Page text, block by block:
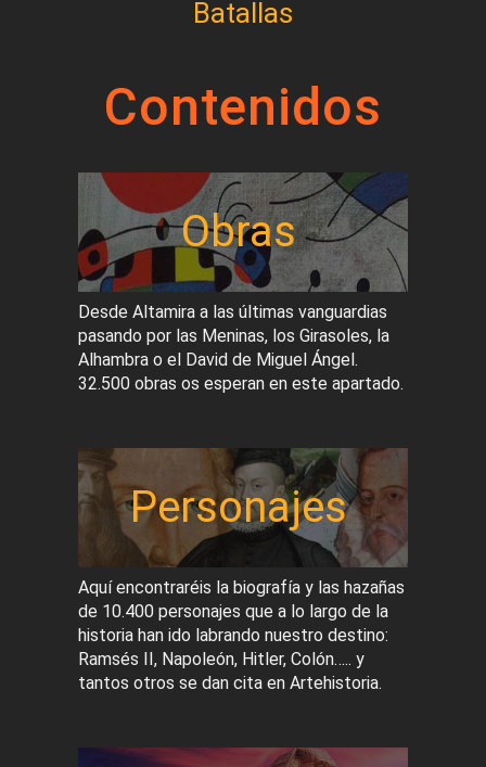
Batallas
Contenidos
Obras
Desde Altamira a las últimas vanguardias
pasando por las Meninas, los Girasoles, la
Alhambra o el David de Miguel Ángel.
32.500 obras os esperan en este apartado.
Personajes
Aquí encontraréis la biografía y las hazañas
de 10.400 personajes que a lo largo de la
historia han ido labrando nuestro destino:
Ramsés II, Napoleón, Hitler, Colón….. y
tantos otros se dan cita en Artehistoria.